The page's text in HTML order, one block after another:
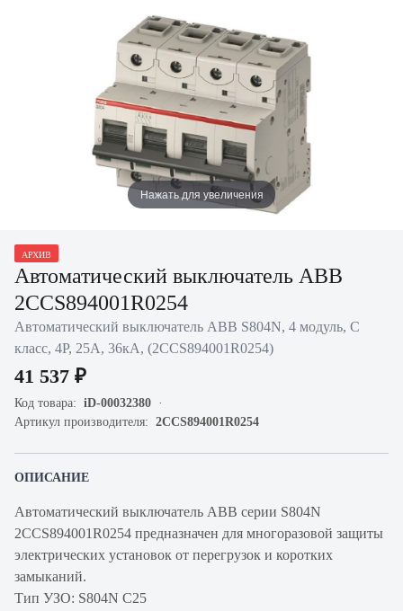
Нажать для увеличения
АРХИВ
Автоматический выключатель ABB
2CCS894001R0254
Автоматический выключатель ABB S804N, 4 модуль, C
класс, 4P, 25А, 36кА, (2CCS894001R0254)
41 537 ₽
Код товара: iD-00032380
Артикул производителя: 2CCS894001R0254
ОПИСАНИЕ
Автоматический выключатель ABB серии S804N
2CCS894001R0254 предназначен для многоразовой защиты
электрических установок от перегрузок и коротких
замыканий.
Тип УЗО: S804N C25